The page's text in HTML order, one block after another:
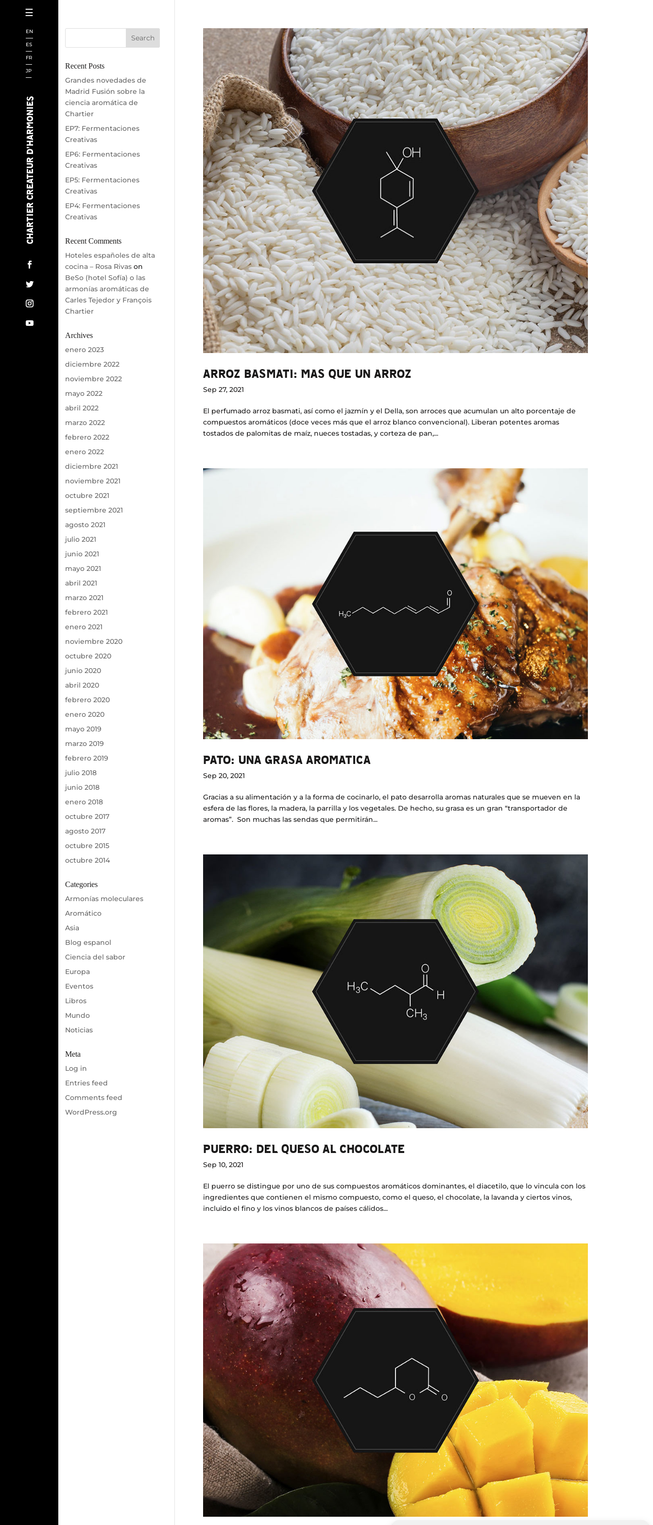
☰
EN
ES
FR
JP
CHARTIER CREATEUR D’HARMONIES
INICIO
CHARTIER
CIENCIA
LIBROS
CHEFS
VINOS
EVENTOS
CERVEZAS
ARROZ BASMATI: MAS QUE UN ARROZ
Sep 27, 2021
El perfumado arroz basmati, así como el jazmín y el Della, son arroces que acumulan un alto porcentaje de
compuestos aromáticos (doce veces más que el arroz blanco convencional). Liberan potentes aromas
tostados de palomitas de maíz, nueces tostadas, y corteza de pan,...
PATO: UNA GRASA AROMATICA
Sep 20, 2021
Gracias a su alimentación y a la forma de cocinarlo, el pato desarrolla aromas naturales que se mueven en la
esfera de las flores, la madera, la parrilla y los vegetales. De hecho, su grasa es un gran “transportador de
aromas”. Son muchas las sendas que permitirán...
PUERRO: DEL QUESO AL CHOCOLATE
Sep 10, 2021
El puerro se distingue por uno de sus compuestos aromáticos dominantes, el diacetilo, que lo vincula con los
ingredientes que contienen el mismo compuesto, como el queso, el chocolate, la lavanda y ciertos vinos,
incluido el fino y los vinos blancos de países cálidos...
Recent Posts
Grandes novedades de
Madrid Fusión sobre la
ciencia aromática de
Chartier
EP7: Fermentaciones
Creativas
EP6: Fermentaciones
Creativas
EP5: Fermentaciones
Creativas
EP4: Fermentaciones
Creativas
Recent Comments
Hoteles españoles de alta
cocina – Rosa Rivas on
BeSo (hotel Sofía) o las
armonías aromáticas de
Carles Tejedor y François
Chartier
Archives
enero 2023
diciembre 2022
noviembre 2022
mayo 2022
abril 2022
marzo 2022
febrero 2022
enero 2022
diciembre 2021
noviembre 2021
octubre 2021
septiembre 2021
agosto 2021
julio 2021
junio 2021
mayo 2021
abril 2021
marzo 2021
febrero 2021
enero 2021
noviembre 2020
octubre 2020
junio 2020
abril 2020
febrero 2020
enero 2020
mayo 2019
marzo 2019
febrero 2019
julio 2018
junio 2018
enero 2018
octubre 2017
agosto 2017
octubre 2015
octubre 2014
Categories
Armonías moleculares
Aromático
Asia
Blog espanol
Ciencia del sabor
Europa
Eventos
Libros
Mundo
Noticias
Meta
Log in
Entries feed
Comments feed
WordPress.org